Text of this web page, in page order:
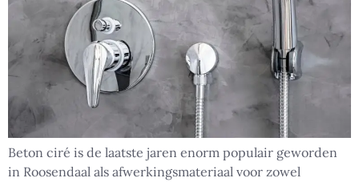
Beton ciré is de laatste jaren enorm populair geworden
in Roosendaal als afwerkingsmateriaal voor zowel